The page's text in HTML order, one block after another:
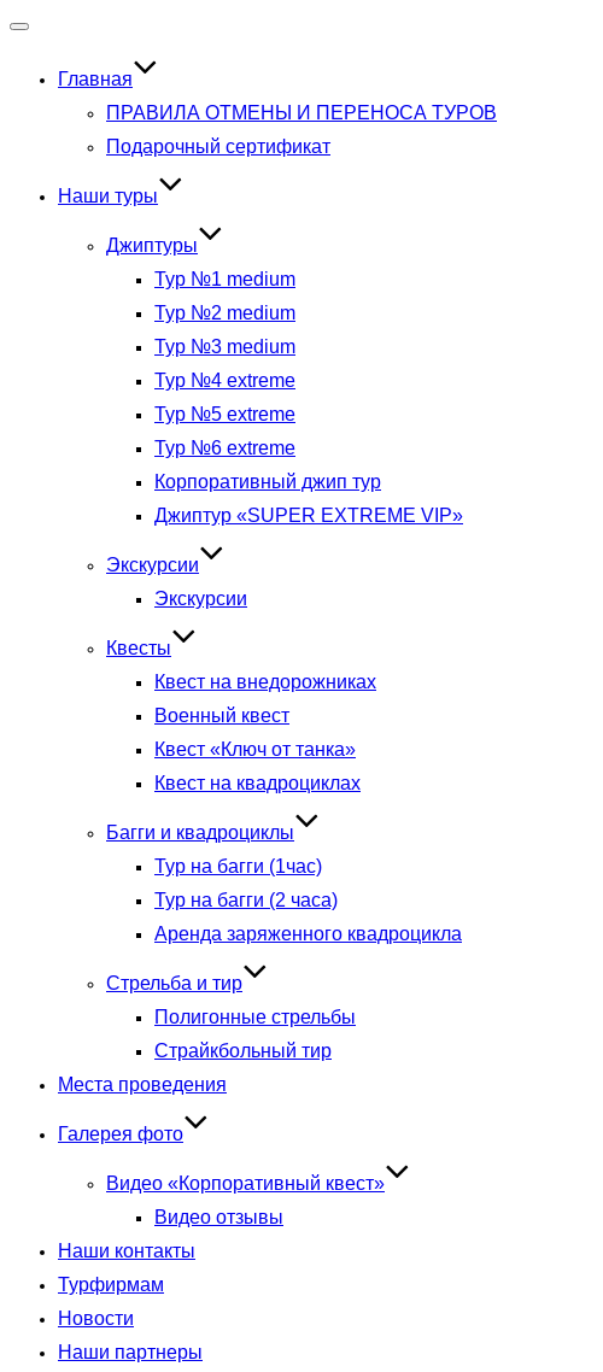
Главная
ПРАВИЛА ОТМЕНЫ И ПЕРЕНОСА ТУРОВ
Подарочный сертификат
Наши туры
Джиптуры
Тур №1 medium
Тур №2 medium
Тур №3 medium
Тур №4 extreme
Тур №5 extreme
Тур №6 extreme
Корпоративный джип тур
Джиптур «SUPER EXTREME VIP»
Экскурсии
Экскурсии
Квесты
Квест на внедорожниках
Военный квест
Квест «Ключ от танка»
Квест на квадроциклах
Багги и квадроциклы
Тур на багги (1час)
Тур на багги (2 часа)
Аренда заряженного квадроцикла
Стрельба и тир
Полигонные стрельбы
Страйкбольный тир
Места проведения
Галерея фото
Видео «Корпоративный квест»
Видео отзывы
Наши контакты
Турфирмам
Новости
Наши партнеры